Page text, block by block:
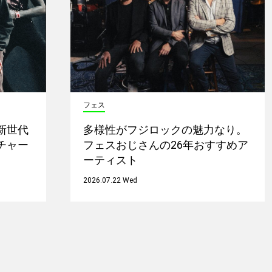
世代
ャー
フェス
多様性がフジロックの魅力なり。
フェスおじさんの26年おすすめア
ーティスト
2026.07.22 Wed